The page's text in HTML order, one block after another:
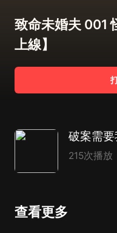
致命未婚夫 001
上線】
215次播放
查看更多